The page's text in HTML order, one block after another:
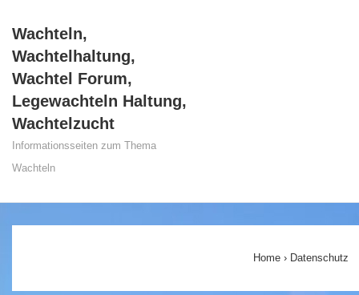
Zum
Inhalt
Wachteln,
Wachtelhaltung,
Wachtel Forum,
Legewachteln Haltung,
Wachtelzucht
Informationsseiten zum Thema
Wachteln
Home › Datenschutz